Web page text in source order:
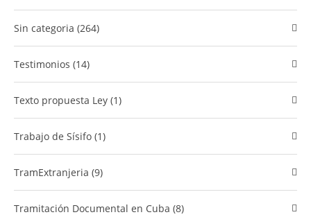
Sin categoria (264)
Testimonios (14)
Texto propuesta Ley (1)
Trabajo de Sísifo (1)
TramExtranjeria (9)
Tramitación Documental en Cuba (8)